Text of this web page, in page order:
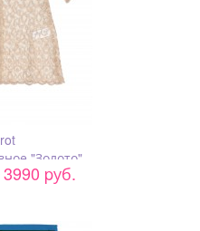
"Золото"
3990 pуб.